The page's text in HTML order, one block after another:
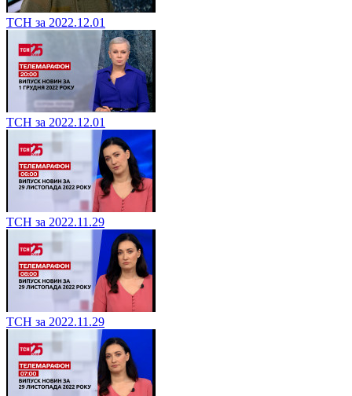
ТСН за 2022.12.01
ТСН за 2022.12.01
ТСН за 2022.11.29
ТСН за 2022.11.29